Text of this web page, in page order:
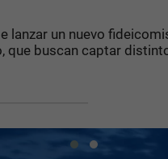
lanzar un nuevo
que buscan captar